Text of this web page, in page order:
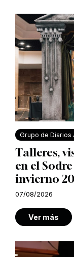
Grupo de Diarios
Talleres,
en el
invierno
07/08/2026
Ver más